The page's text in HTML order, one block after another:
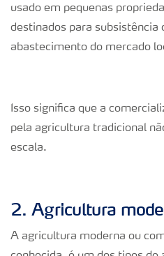
usado em pequenas
destinados para subsistência
abastecimento do mercado
Isso significa que a
pela agricultura tradicional
escala.
2. Agricultura
A agricultura moderna ou